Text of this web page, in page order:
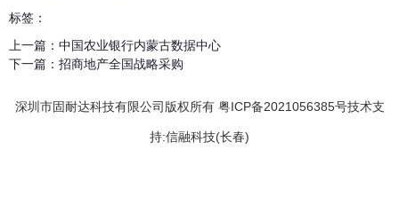
标签：
上一篇： 中国农业银行内蒙古数据中心
下一篇： 招商地产全国战略采购
深圳市固耐达科技有限公司版权所有 粤ICP备2021056385号技术支
持:信融科技(长春)